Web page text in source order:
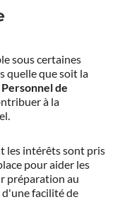
sous certaines
quelle que soit la
de
à la
les intérêts sont pris
pour aider les
préparation au
facilité de